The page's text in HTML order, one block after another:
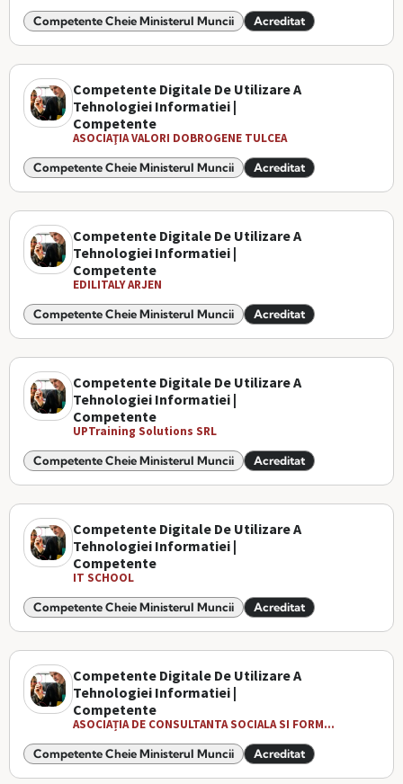
Competente Cheie Ministerul Muncii Acreditat
Competente Digitale De Utilizare A
Tehnologiei Informatiei |
Competente
ASOCIAŢIA VALORI DOBROGENE TULCEA
Competente Cheie Ministerul Muncii Acreditat
Competente Digitale De Utilizare A
Tehnologiei Informatiei |
Competente
EDILITALY ARJEN
Competente Cheie Ministerul Muncii Acreditat
Competente Digitale De Utilizare A
Tehnologiei Informatiei |
Competente
UPTraining Solutions SRL
Competente Cheie Ministerul Muncii Acreditat
Competente Digitale De Utilizare A
Tehnologiei Informatiei |
Competente
IT SCHOOL
Competente Cheie Ministerul Muncii Acreditat
Competente Digitale De Utilizare A
Tehnologiei Informatiei |
Competente
ASOCIAȚIA DE CONSULTANTA SOCIALA SI FORM...
Competente Cheie Ministerul Muncii Acreditat